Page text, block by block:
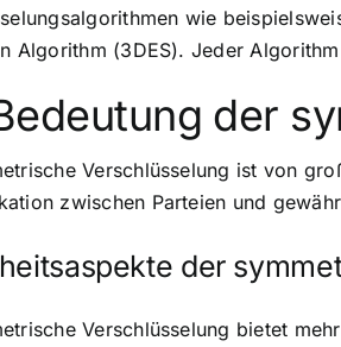
wie
Algorithm (3DES). Jeder
der
Verschlüsselung ist von
zwischen Parteien und
der
Verschlüsselung bietet